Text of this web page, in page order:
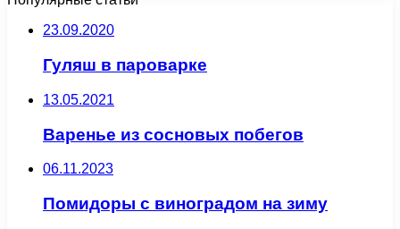
23.09.2020
Гуляш в пароварке
13.05.2021
Варенье из сосновых побегов
06.11.2023
Помидоры с виноградом на зиму